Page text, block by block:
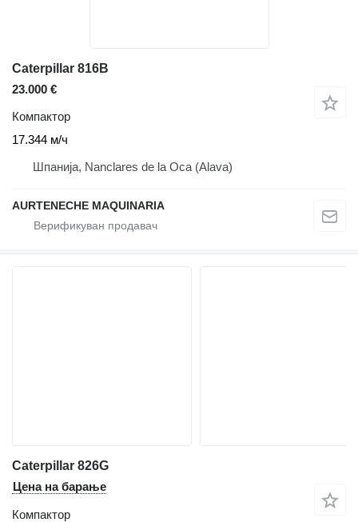
Caterpillar 816B
23.000 €
Компактор
17.344 м/ч
Шпанија, Nanclares de la Oca (Alava)
AURTENECHE MAQUINARIA
Caterpillar 826G
Цена на барање
Компактор